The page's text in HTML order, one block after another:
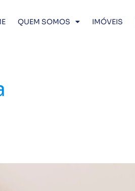
QUEM SOMOS IMÓVEIS